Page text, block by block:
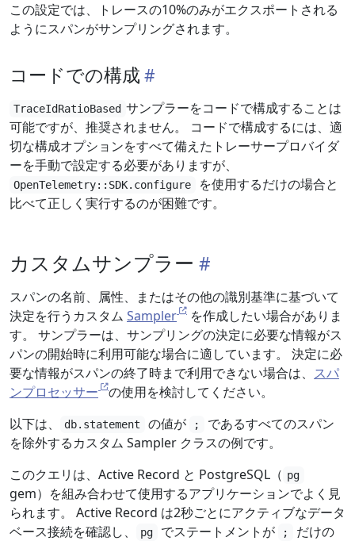
この設定では、トレースの10%のみがエクスポートされる
ようにスパンがサンプリングされます。
コードでの構成
TraceIdRatioBased サンプラーをコードで構成することは
可能ですが、推奨されません。 コードで構成するには、適
切な構成オプションをすべて備えたトレーサープロバイダ
ーを手動で設定する必要がありますが、
OpenTelemetry::SDK.configure
を使用するだけの場合と
比べて正しく実行するのが困難です。
カスタムサンプラー
スパンの名前、属性、またはその他の識別基準に基づいて
決定を行うカスタム Sampler
を作成したい場合がありま
す。 サンプラーは、サンプリングの決定に必要な情報がス
パンの開始時に利用可能な場合に適しています。 決定に必
要な情報がスパンの終了時まで利用できない場合は、 スパ
ンプロセッサー
の使用を検討してください。
以下は、
db.statement の値が ;
であるすべてのスパン
を除外するカスタム Sampler クラスの例です。
このクエリは、Active Record と PostgreSQL（ pg
gem）を組み合わせて使用するアプリケーションでよく見
られます。 Active Record は2秒ごとにアクティブなデータ
ベース接続を確認し、
pg でステートメントが ;
だけの